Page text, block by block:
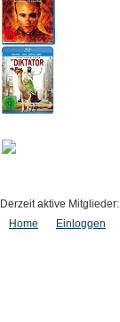
Derzeit aktive Mitglieder:
Home
Einloggen